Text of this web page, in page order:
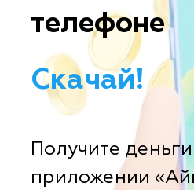
телефоне
Скачай!
Получите
приложении